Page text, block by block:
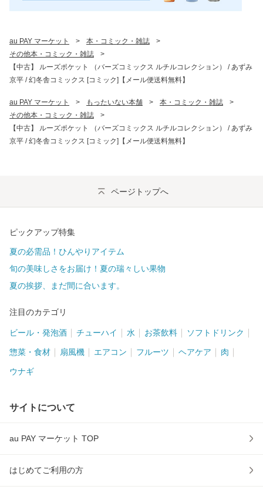
au PAY マーケット > 本・コミック・雑誌
>
その他本・コミック・雑誌
>
【中古】 ルーズポケット （バーズコミックス ルチルコレクション） / あずみ
京平 / 幻冬舎コミックス [コミック]【メール便送料無料】
au PAY マーケット > もったいない本舗 > 本・コミック・雑誌
>
その他本・コミック・雑誌
>
【中古】 ルーズポケット （バーズコミックス ルチルコレクション） / あずみ
京平 / 幻冬舎コミックス [コミック]【メール便送料無料】
ページトップへ
ピックアップ特集
夏の必需品！ひんやりアイテム
旬の美味しさをお届け！夏の瑞々しい果物
夏の挨拶、まだ間に合います。
注目のカテゴリ
ビール・発泡酒 チューハイ 水 お茶飲料 ソフトドリンク
惣菜・食材 扇風機 エアコン フルーツ ヘアケア 肉
ウナギ
サイトについて
au PAY マーケット TOP
はじめてご利用の方